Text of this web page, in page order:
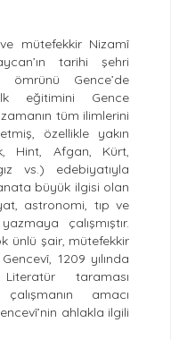
mütefekkir Nizamî
tarihi şehri
ömrünü Gence’de
eğitimini Gence
tüm ilimlerini
özellikle yakın
Hint, Afgan, Kürt,
vs.) edebiyatıyla
büyük ilgisi olan
astronomi, tıp ve
çalışmıştır.
ünlü şair, mütefekkir
1209 yılında
taraması
amacı
ahlakla ilgili